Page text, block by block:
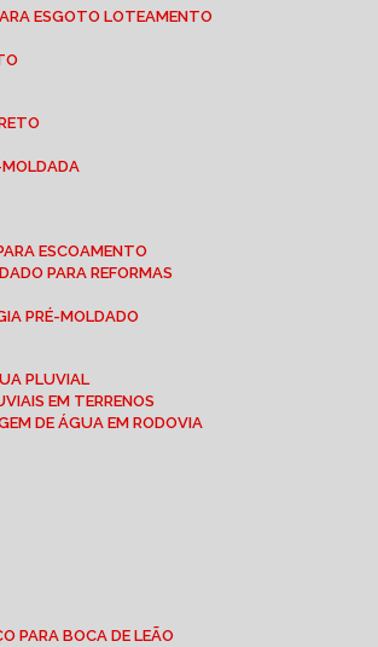
ESGOTO LOTEAMENTO
MOLDADA
ESCOAMENTO
PARA REFORMAS
PRÉ-MOLDADO
PLUVIAL
EM TERRENOS
DE ÁGUA EM RODOVIA
PARA BOCA DE LEÃO